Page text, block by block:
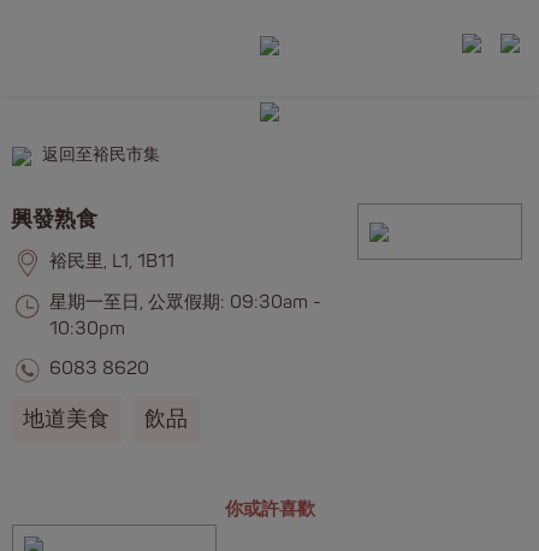
返回至裕民市集
興發熟食
裕民里, L1, 1B11
星期一至日, 公眾假期: 09:30am -
10:30pm
6083 8620
地道美食 飲品
你或許喜歡